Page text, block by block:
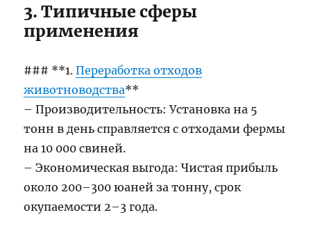
3. Типичные сферы
применения
### **1.Переработка отходов
животноводства**
– Производительность: Установка на 5
тонн в день справляется с отходами фермы
на 10 000 свиней.
– Экономическая выгода: Чистая прибыль
около 200–300 юаней за тонну, срок
окупаемости 2–3 года.